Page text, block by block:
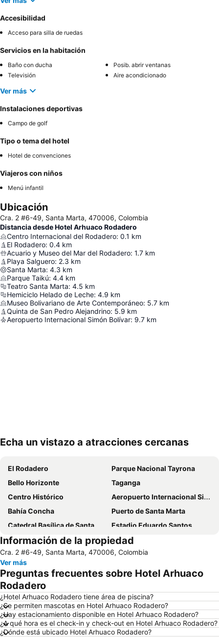
Accesibilidad
Acceso para silla de ruedas
Servicios en la habitación
Baño con ducha
Posib. abrir ventanas
Televisión
Aire acondicionado
Ver más
Instalaciones deportivas
Campo de golf
Tipo o tema del hotel
Hotel de convenciones
Viajeros con niños
Menú infantil
Ubicación
Cra. 2 #6-49, Santa Marta, 470006, Colombia
Distancia desde Hotel Arhuaco Rodadero
Centro Internacional del Rodadero: 0.1 km
El Rodadero: 0.4 km
Acuario y Museo del Mar del Rodadero: 1.7 km
Playa Salguero: 2.3 km
Santa Marta: 4.3 km
Parque Taikú: 4.4 km
Teatro Santa Marta: 4.5 km
Hemiciclo Helado de Leche: 4.9 km
Museo Bolivariano de Arte Contemporáneo: 5.7 km
Quinta de San Pedro Alejandrino: 5.9 km
Aeropuerto Internacional Simón Bolívar: 9.7 km
Echa un vistazo a atracciones cercanas
El Rodadero
Parque Nacional Tayrona
Bello Horizonte
Taganga
Centro Histórico
Aeropuerto Internacional Simon Bolivar
Bahía Concha
Puerto de Santa Marta
Catedral Basílica de Santa Marta
Estadio Eduardo Santos
Quinta de San Pedro Alejandrino
Casa de la Aduana
Ciudad Perdida
Información de la propiedad
Cra. 2 #6-49, Santa Marta, 470006, Colombia
Ver más
Preguntas frecuentes sobre Hotel Arhuaco
Rodadero
¿Hotel Arhuaco Rodadero tiene área de piscina?
¿Se permiten mascotas en Hotel Arhuaco Rodadero?
¿Hay estacionamiento disponible en Hotel Arhuaco Rodadero?
¿A qué hora es el check-in y check-out en Hotel Arhuaco Rodadero?
¿Dónde está ubicado Hotel Arhuaco Rodadero?